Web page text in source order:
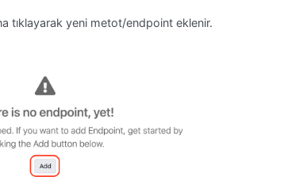
tıklayarak yeni metot/endpoint eklenir.